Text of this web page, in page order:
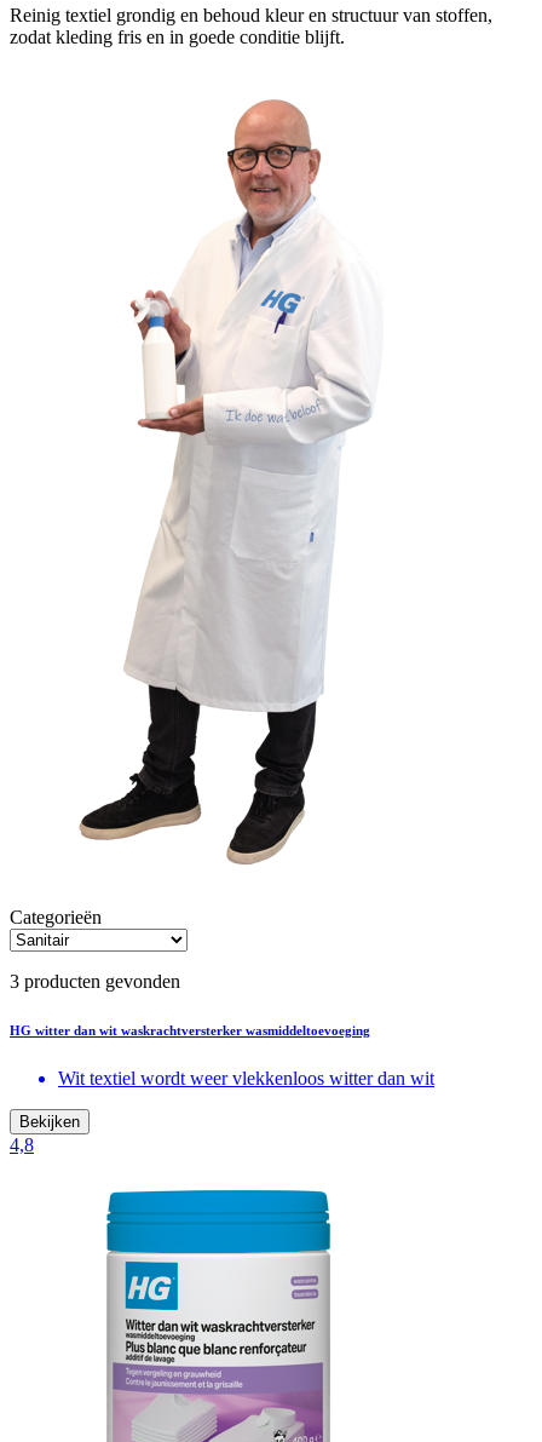
Reinig textiel grondig en behoud kleur en structuur van stoffen,
zodat kleding fris en in goede conditie blijft.
Categorieën
3 producten gevonden
HG witter dan wit waskrachtversterker wasmiddeltoevoeging
Wit textiel wordt weer vlekkenloos witter dan wit
Bekijken
4,8